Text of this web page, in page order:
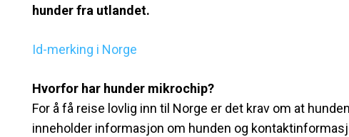
hunder fra utlandet.
Id-merking i Norge
Hvorfor har hunder mikrochip?
For å få reise lovlig inn til Norge er det krav om at
inneholder informasjon om hunden og